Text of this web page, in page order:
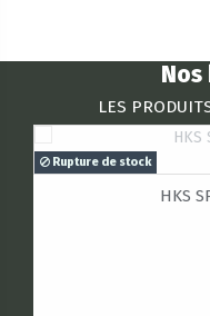
LES
Rupture de stock
HKS